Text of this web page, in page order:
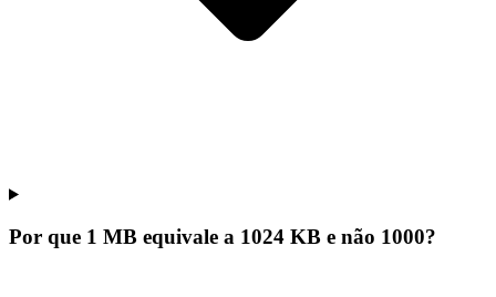
Por que 1 MB equivale a 1024 KB e não 1000?